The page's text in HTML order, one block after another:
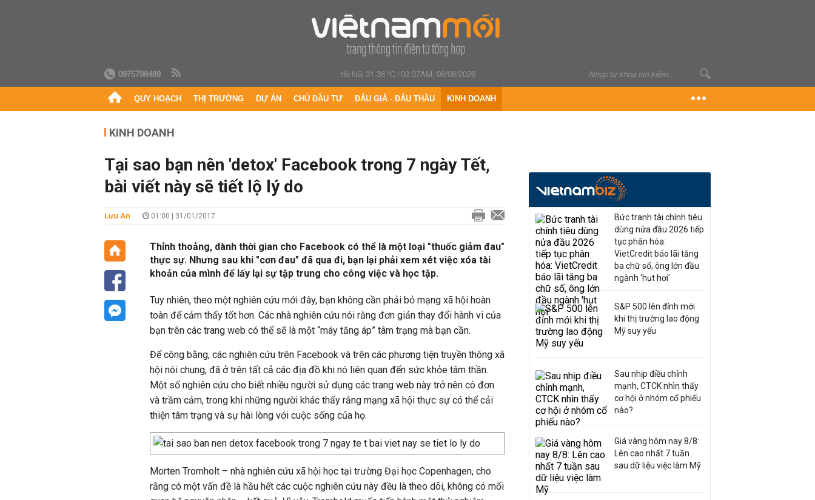
0975798489 Hà Nội 31.38 °C|02:37AM, 08/08/2026
QUY HOẠCH THỊ TRƯỜNG DỰ ÁN CHỦ ĐẦU TƯ ĐẤU GIÁ - ĐẤU THẦU KINH DOANH
KINH DOANH
Tại sao bạn nên 'detox' Facebook trong 7 ngày Tết,
bài viết này sẽ tiết lộ lý do
Lưu An 01:00 | 31/01/2017
Thỉnh thoảng, dành thời gian cho Facebook có thể là một loại "thuốc giảm đau"
thực sự. Nhưng sau khi "cơn đau" đã qua đi, bạn lại phải xem xét việc xóa tài
khoản của mình để lấy lại sự tập trung cho công việc và học tập.
Tuy nhiên, theo một nghiên cứu mới đây, bạn không cần phải bỏ mạng xã hội hoàn
toàn để cảm thấy tốt hơn. Các nhà nghiên cứu nói rằng đơn giản thay đổi hành vi của
bạn trên các trang web có thể sẽ là một “máy tăng áp” tâm trạng mà bạn cần.
Để công bằng, các nghiên cứu trên Facebook và trên các phương tiện truyền thông xã
hội nói chung, đã ở trên tất cả các địa đồ khi nó liên quan đến sức khỏe tâm thần.
Một số nghiên cứu cho biết nhiều người sử dụng các trang web này trở nên cô đơn
và trầm cảm, trong khi những người khác thấy rằng mạng xã hội thực sự có thể cải
thiện tâm trạng và sự hài lòng với cuộc sống của họ.
Morten Tromholt – nhà nghiên cứu xã hội học tại trường Đại học Copenhagen, cho
rằng có một vấn đề là hầu hết các cuộc nghiên cứu này đều là theo dõi, không có mối
Bức tranh tài chính tiêu
dùng nửa đầu 2026 tiếp
tục phân hóa:
VietCredit báo lãi tăng
ba chữ số, ông lớn đầu
ngành 'hụt hơi'
S&P 500 lên đỉnh mới
khi thị trường lao động
Mỹ suy yếu
Sau nhịp điều chỉnh
mạnh, CTCK nhìn thấy
cơ hội ở nhóm cổ phiếu
nào?
Giá vàng hôm nay 8/8:
Lên cao nhất 7 tuần
sau dữ liệu việc làm Mỹ